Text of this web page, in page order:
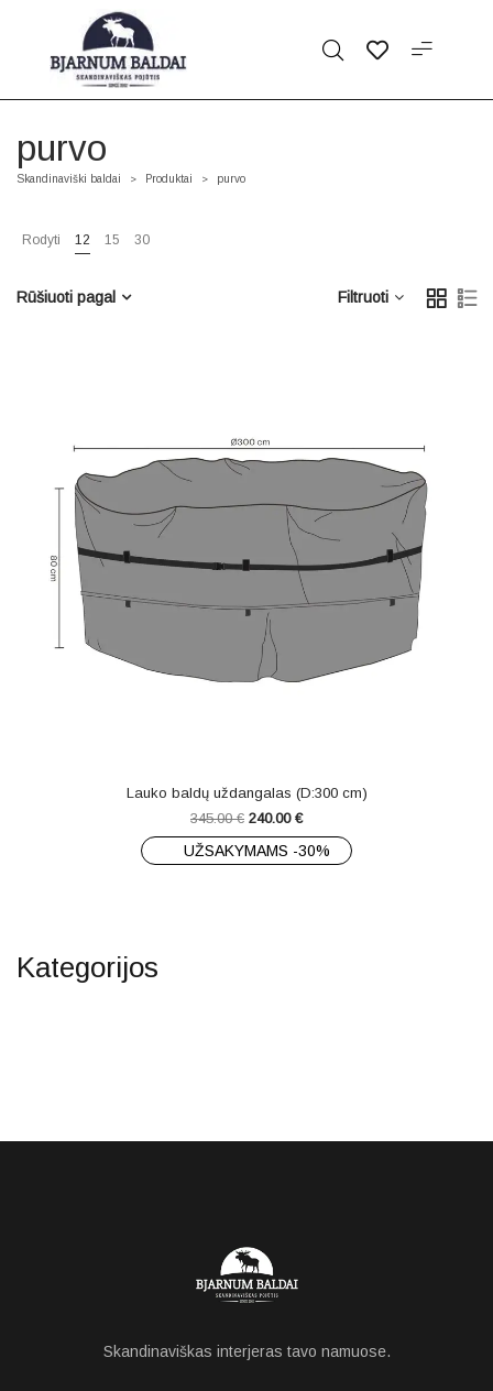
purvo
Skandinaviški baldai > Produktai > purvo
Rodyti 12 15 30
Filtruoti
Rūšiuoti pagal
Lauko baldų uždangalas (D:300 cm)
345.00€ 240.00 €
UŽSAKYMAMS -30%
Kategorijos
Skandinaviškas interjeras tavo namuose.